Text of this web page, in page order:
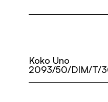
Koko Uno
2093/50/DIM/T/